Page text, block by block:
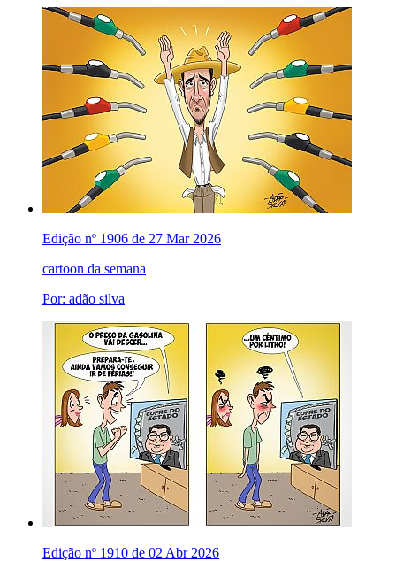
Edição nº 1906 de 27 Mar 2026
cartoon da semana
Por: adão silva
Edição nº 1910 de 02 Abr 2026